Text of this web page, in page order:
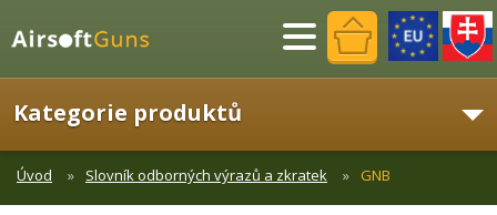
Menu
Kategorie produktů
Úvod Slovník odborných výrazů a zkratek GNB